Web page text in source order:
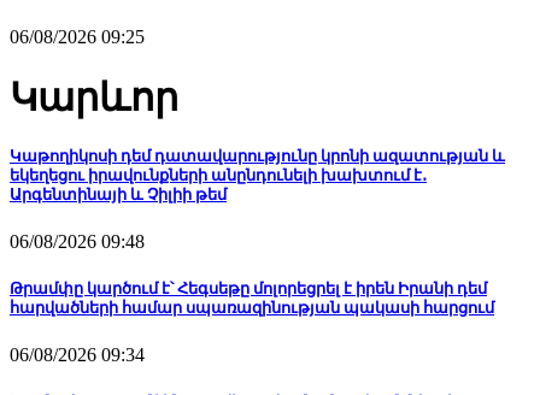
06/08/2026 09:25
Կարևոր
Կաթողիկոսի դեմ դատավարությունը կրոնի ազատության և
եկեղեցու իրավունքների անընդունելի խախտում է․
Արգենտինայի և Չիլիի թեմ
06/08/2026 09:48
Թրամփը կարծում է՝ Հեգսեթը մոլորեցրել է իրեն Իրանի դեմ
հարվածների համար սպառազինության պակասի հարցում
06/08/2026 09:34